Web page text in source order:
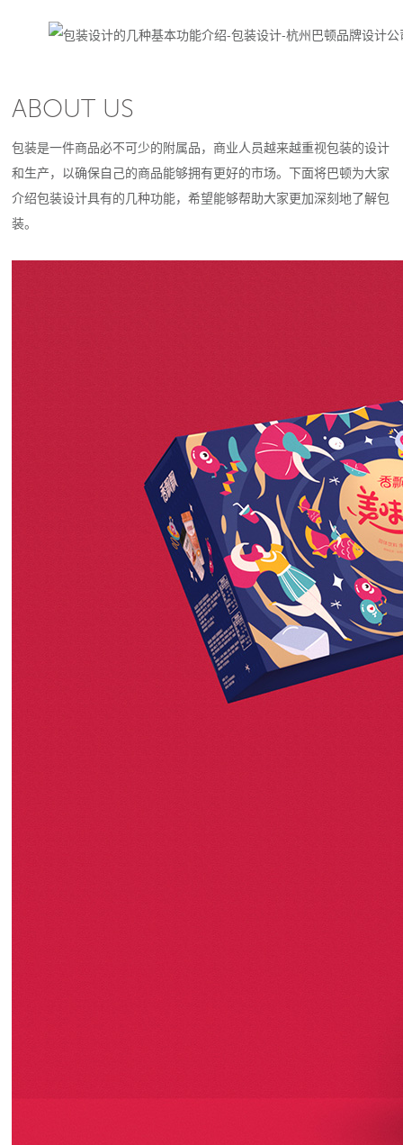
ABOUT US
包装是一件商品必不可少的附属品，商业人员越来越重视包装的设计
和生产，以确保自己的商品能够拥有更好的市场。下面将巴顿为大家
介绍包装设计具有的几种功能，希望能够帮助大家更加深刻地了解包
装。